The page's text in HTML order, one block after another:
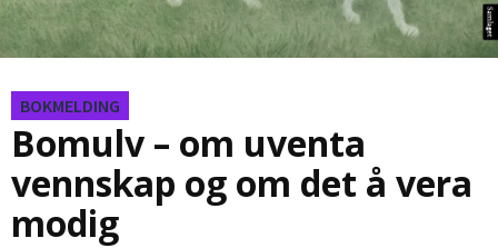
BOKMELDING
Bomulv – om uventa
vennskap og om det å vera
modig